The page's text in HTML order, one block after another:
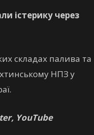
істерику через
складах палива та
НПЗ у
YouTube